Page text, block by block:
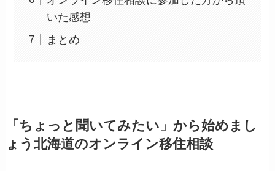
いた感想
まとめ
「ちょっと聞いてみたい」から始めまし
ょう北海道のオンライン移住相談